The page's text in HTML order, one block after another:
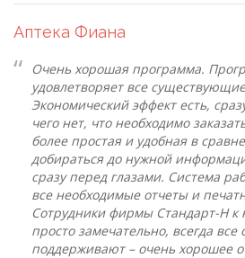
Аптека Фиана
Очень хорошая программа.
удовлетворяет все
Экономический эффект есть,
чего нет, что необходимо
более простая и удобная в
добираться до нужной
сразу перед глазами. Система
все необходимые отчеты и
Сотрудники фирмы Стандарт-Н к
просто замечательно, всегда все
поддерживают – очень хорошее